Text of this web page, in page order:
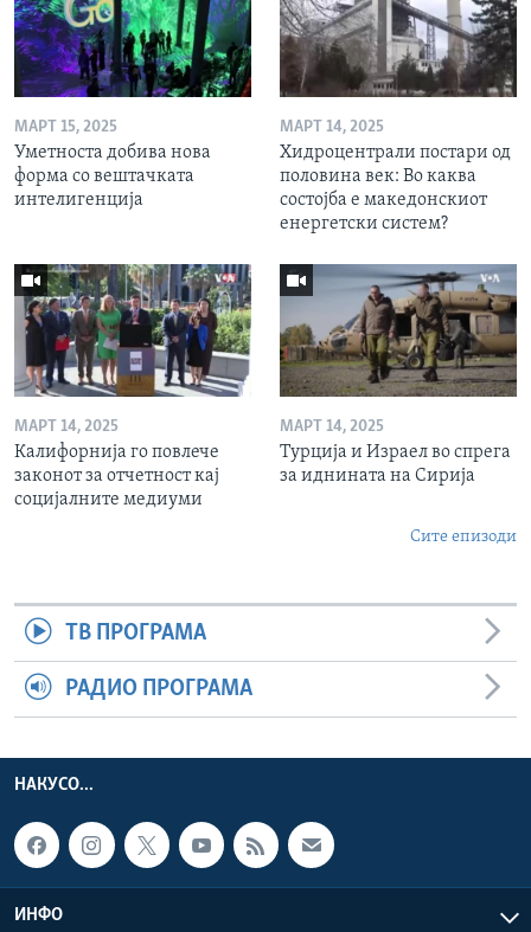
МАРТ 15, 2025
Уметноста добива нова
форма со вештачката
интелигенција
МАРТ 14, 2025
Хидроцентрали постари од
половина век: Во каква
состојба е македонскиот
енергетски систем?
МАРТ 14, 2025
Калифорнија го повлече
законот за отчетност кај
социјалните медиуми
МАРТ 14, 2025
Турција и Израел во спрега
за иднината на Сирија
Сите епизоди
ТВ ПРОГРАМА
РАДИО ПРОГРАМА
НАКУСО...
ИНФО